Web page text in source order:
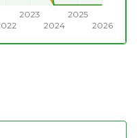
2023
2024
2025
2026